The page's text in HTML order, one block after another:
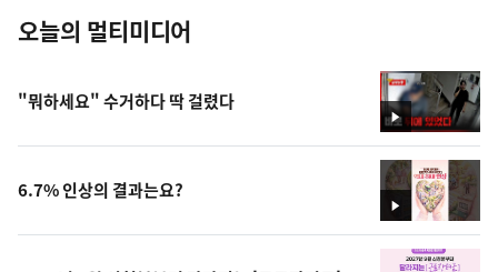
오늘의 멀티미디어
영
상
"뭐하세요" 수거하다 딱 걸렸다
영
상
6.7% 인상의 결과는요?